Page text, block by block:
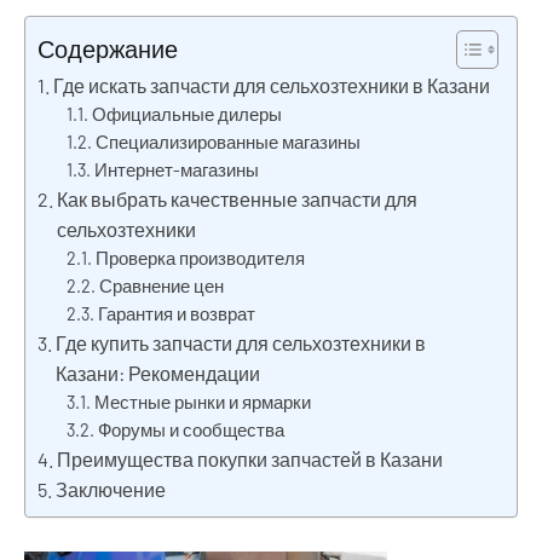
Содержание
Где искать запчасти для сельхозтехники в Казани
Официальные дилеры
Специализированные магазины
Интернет-магазины
Как выбрать качественные запчасти для
сельхозтехники
Проверка производителя
Сравнение цен
Гарантия и возврат
Где купить запчасти для сельхозтехники в
Казани: Рекомендации
Местные рынки и ярмарки
Форумы и сообщества
Преимущества покупки запчастей в Казани
Заключение